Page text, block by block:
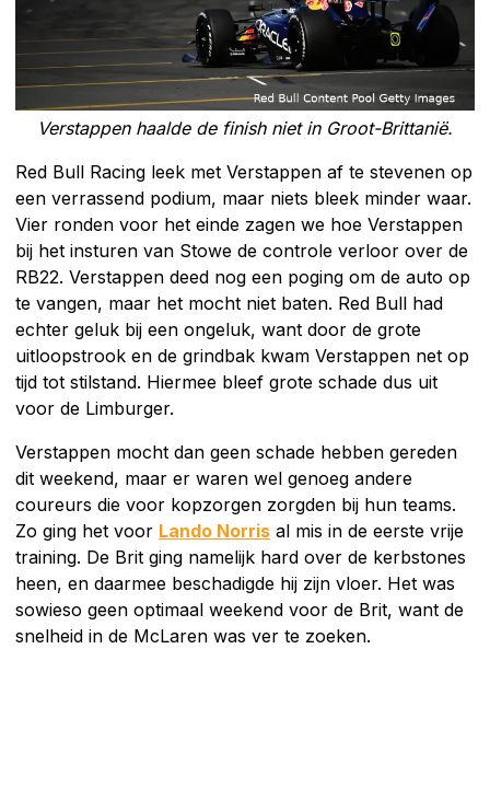
Verstappen haalde de finish niet in Groot-Brittanië.
Red Bull Racing leek met Verstappen af te stevenen op
een verrassend podium, maar niets bleek minder waar.
Vier ronden voor het einde zagen we hoe Verstappen
bij het insturen van Stowe de controle verloor over de
RB22. Verstappen deed nog een poging om de auto op
te vangen, maar het mocht niet baten. Red Bull had
echter geluk bij een ongeluk, want door de grote
uitloopstrook en de grindbak kwam Verstappen net op
tijd tot stilstand. Hiermee bleef grote schade dus uit
voor de Limburger.
Verstappen mocht dan geen schade hebben gereden
dit weekend, maar er waren wel genoeg andere
coureurs die voor kopzorgen zorgden bij hun teams.
Zo ging het voor Lando Norris al mis in de eerste vrije
training. De Brit ging namelijk hard over de kerbstones
heen, en daarmee beschadigde hij zijn vloer. Het was
sowieso geen optimaal weekend voor de Brit, want de
snelheid in de McLaren was ver te zoeken.